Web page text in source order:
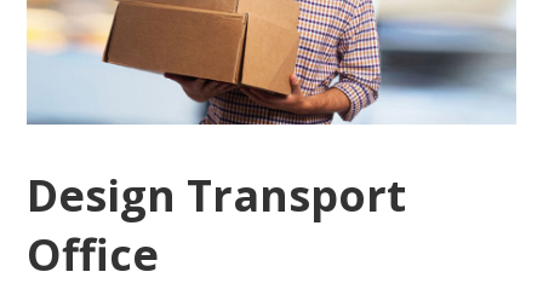
Design Transport
Office